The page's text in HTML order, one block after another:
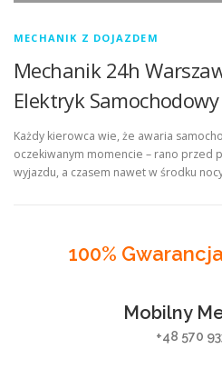
MECHANIK Z DOJAZDEM
Mechanik 24h
Elektryk Samochodowy
Każdy kierowca wie, że awaria
oczekiwanym momencie – rano przed
wyjazdu, a czasem nawet w środku
100%
Mobilny
+48 570